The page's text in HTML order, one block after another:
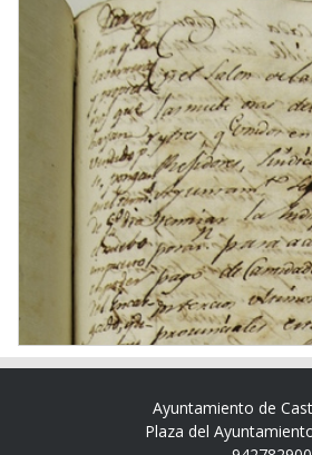
Ayuntamiento de
Plaza del